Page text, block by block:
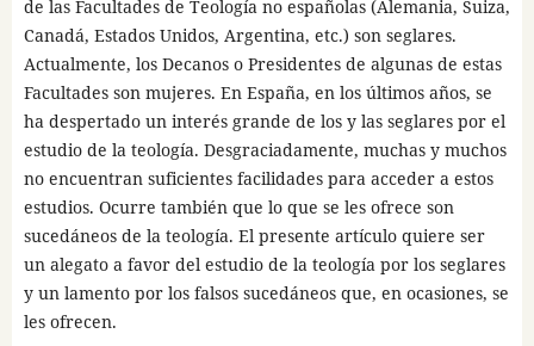
de las Facultades de Teología no españolas (Alemania, Suiza,
Canadá, Estados Unidos, Argentina, etc.) son seglares.
Actualmente, los Decanos o Presidentes de algunas de estas
Facultades son mujeres. En España, en los últimos años, se
ha despertado un interés grande de los y las seglares por el
estudio de la teología. Desgraciadamente, muchas y muchos
no encuentran suficientes facilidades para acceder a estos
estudios. Ocurre también que lo que se les ofrece son
sucedáneos de la teología. El presente artículo quiere ser
un alegato a favor del estudio de la teología por los seglares
y un lamento por los falsos sucedáneos que, en ocasiones, se
les ofrecen.